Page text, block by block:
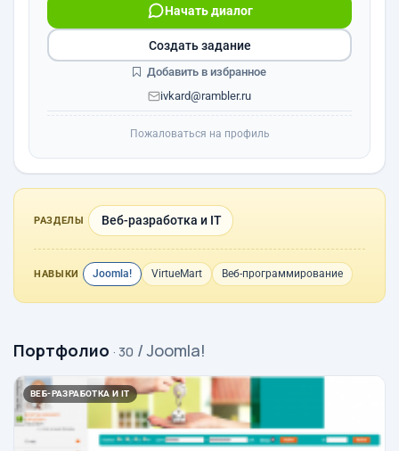
Начать диалог
ivkard@rambler.ru
Создать задание
Добавить в избранное
Пожаловаться на профиль
РАЗДЕЛЫ Веб-разработка и IT
НАВЫКИ Joomla! VirtueMart Веб-программирование
Портфолио · 30 / Joomla!
ВЕБ-РАЗРАБОТКА И IT